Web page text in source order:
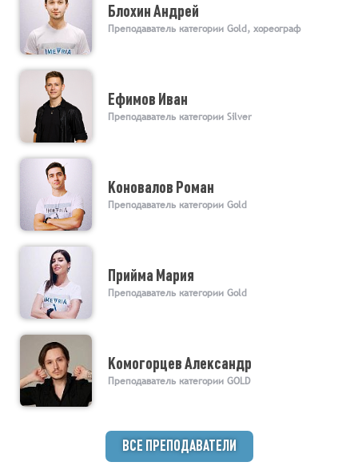
Блохин Андрей
Преподаватель категории Gold, хореограф
Ефимов Иван
Преподаватель категории Silver
Коновалов Роман
Преподаватель категории Gold
Прийма Мария
Преподаватель категории Gold
Комогорцев Александр
Преподаватель категории GOLD
ВСЕ ПРЕПОДАВАТЕЛИ